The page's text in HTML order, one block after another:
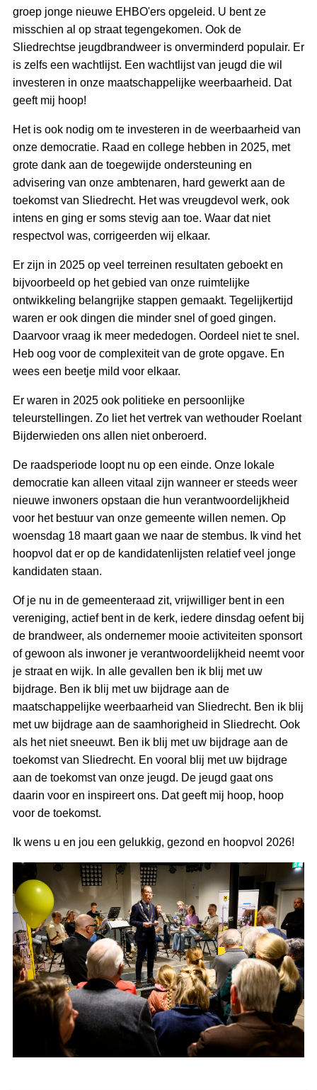
groep jonge nieuwe EHBO'ers opgeleid. U bent ze
misschien al op straat tegengekomen. Ook de
Sliedrechtse jeugdbrandweer is onverminderd populair. Er
is zelfs een wachtlijst. Een wachtlijst van jeugd die wil
investeren in onze maatschappelijke weerbaarheid. Dat
geeft mij hoop!
Het is ook nodig om te investeren in de weerbaarheid van
onze democratie. Raad en college hebben in 2025, met
grote dank aan de toegewijde ondersteuning en
advisering van onze ambtenaren, hard gewerkt aan de
toekomst van Sliedrecht. Het was vreugdevol werk, ook
intens en ging er soms stevig aan toe. Waar dat niet
respectvol was, corrigeerden wij elkaar.
Er zijn in 2025 op veel terreinen resultaten geboekt en
bijvoorbeeld op het gebied van onze ruimtelijke
ontwikkeling belangrijke stappen gemaakt. Tegelijkertijd
waren er ook dingen die minder snel of goed gingen.
Daarvoor vraag ik meer mededogen. Oordeel niet te snel.
Heb oog voor de complexiteit van de grote opgave. En
wees een beetje mild voor elkaar.
Er waren in 2025 ook politieke en persoonlijke
teleurstellingen. Zo liet het vertrek van wethouder Roelant
Bijderwieden ons allen niet onberoerd.
De raadsperiode loopt nu op een einde. Onze lokale
democratie kan alleen vitaal zijn wanneer er steeds weer
nieuwe inwoners opstaan die hun verantwoordelijkheid
voor het bestuur van onze gemeente willen nemen. Op
woensdag 18 maart gaan we naar de stembus. Ik vind het
hoopvol dat er op de kandidatenlijsten relatief veel jonge
kandidaten staan.
Of je nu in de gemeenteraad zit, vrijwilliger bent in een
vereniging, actief bent in de kerk, iedere dinsdag oefent bij
de brandweer, als ondernemer mooie activiteiten sponsort
of gewoon als inwoner je verantwoordelijkheid neemt voor
je straat en wijk. In alle gevallen ben ik blij met uw
bijdrage. Ben ik blij met uw bijdrage aan de
maatschappelijke weerbaarheid van Sliedrecht. Ben ik blij
met uw bijdrage aan de saamhorigheid in Sliedrecht. Ook
als het niet sneeuwt. Ben ik blij met uw bijdrage aan de
toekomst van Sliedrecht. En vooral blij met uw bijdrage
aan de toekomst van onze jeugd. De jeugd gaat ons
daarin voor en inspireert ons. Dat geeft mij hoop, hoop
voor de toekomst.
Ik wens u en jou een gelukkig, gezond en hoopvol 2026!